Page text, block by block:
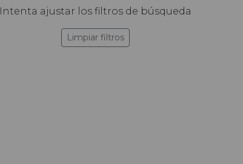
Intenta ajustar los filtros de búsqueda
Limpiar filtros